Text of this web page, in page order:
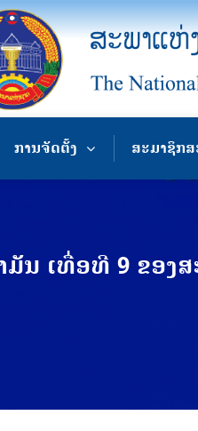
ການຈັດຕັ້ງ ສະມາຊິກ
ນ ເທື່ອທີ 9 ຂອງ